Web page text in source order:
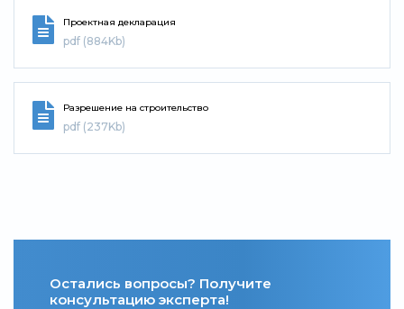
Проектная декларация
pdf (884Kb)
Разрешение на строительство
pdf (237Kb)
Остались вопросы? Получите
консультацию эксперта!